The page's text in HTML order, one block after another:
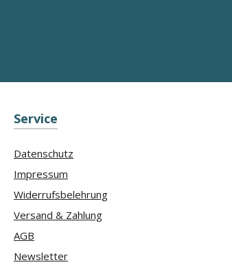
Service
Datenschutz
Impressum
Widerrufsbelehrung
Versand & Zahlung
AGB
Newsletter